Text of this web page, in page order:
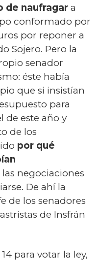
de naufragar a
conformado por
por reponer a
Sojero. Pero la
senador
éste había
que si insistían
para
de este año y
de los
por qué
negociaciones
De ahí la
de los senadores
de Insfrán
para votar la ley,